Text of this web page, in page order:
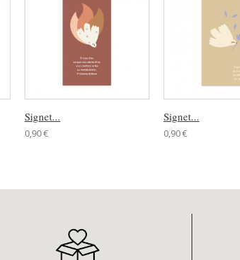
Signet...
0,90 €
Signet...
0,90 €